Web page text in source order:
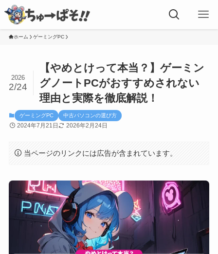
ホーム ゲーミングPC
【やめとけって本当？】ゲーミン
グノートPCがおすすめされない
理由と実際を徹底解説！
2026
2/24
ゲーミングPC 中古パソコンの選び方
2024年7月21日 2026年2月24日
当ページのリンクには広告が含まれています。